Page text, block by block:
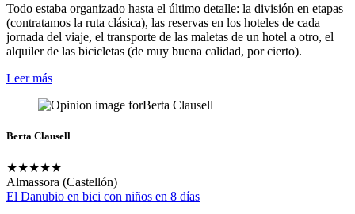
Todo estaba organizado hasta el último detalle: la división en etapas
(contratamos la ruta clásica), las reservas en los hoteles de cada
jornada del viaje, el transporte de las maletas de un hotel a otro, el
alquiler de las bicicletas (de muy buena calidad, por cierto).
Leer más
Berta Clausell
★★★★★
Almassora (Castellón)
El Danubio en bici con niños en 8 días